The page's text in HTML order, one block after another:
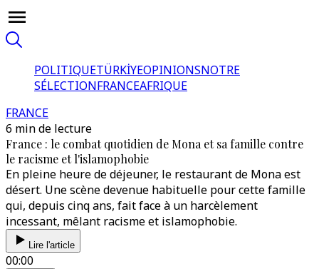
POLITIQUETÜRKİYEOPINIONSNOTRE
SÉLECTIONFRANCEAFRIQUE
FRANCE
6 min de lecture
France : le combat quotidien de Mona et sa famille contre
le racisme et l'islamophobie
En pleine heure de déjeuner, le restaurant de Mona est
désert. Une scène devenue habituelle pour cette famille
qui, depuis cinq ans, fait face à un harcèlement
incessant, mêlant racisme et islamophobie.
Lire l'article
00:00